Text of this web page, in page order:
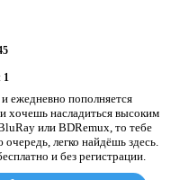
1
ежедневно пополняется
хочешь насладиться высоким
или BDRemux, то тебе
легко найдёшь здесь.
и без регистрации.